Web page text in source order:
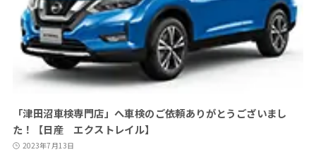
「津田沼車検専門店」へ車検のご依頼ありがとうございまし
た！【日産 エクストレイル】
2023年7月13日